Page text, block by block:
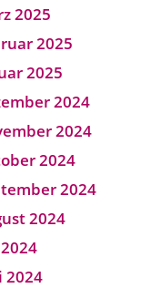
2025
2025
2025
2024
2024
2024
2024
2024
2024